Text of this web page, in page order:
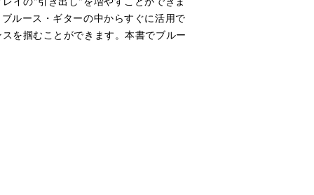
ルース・ギターの中からすぐに活用で
を掴むことができます。本書でブルー